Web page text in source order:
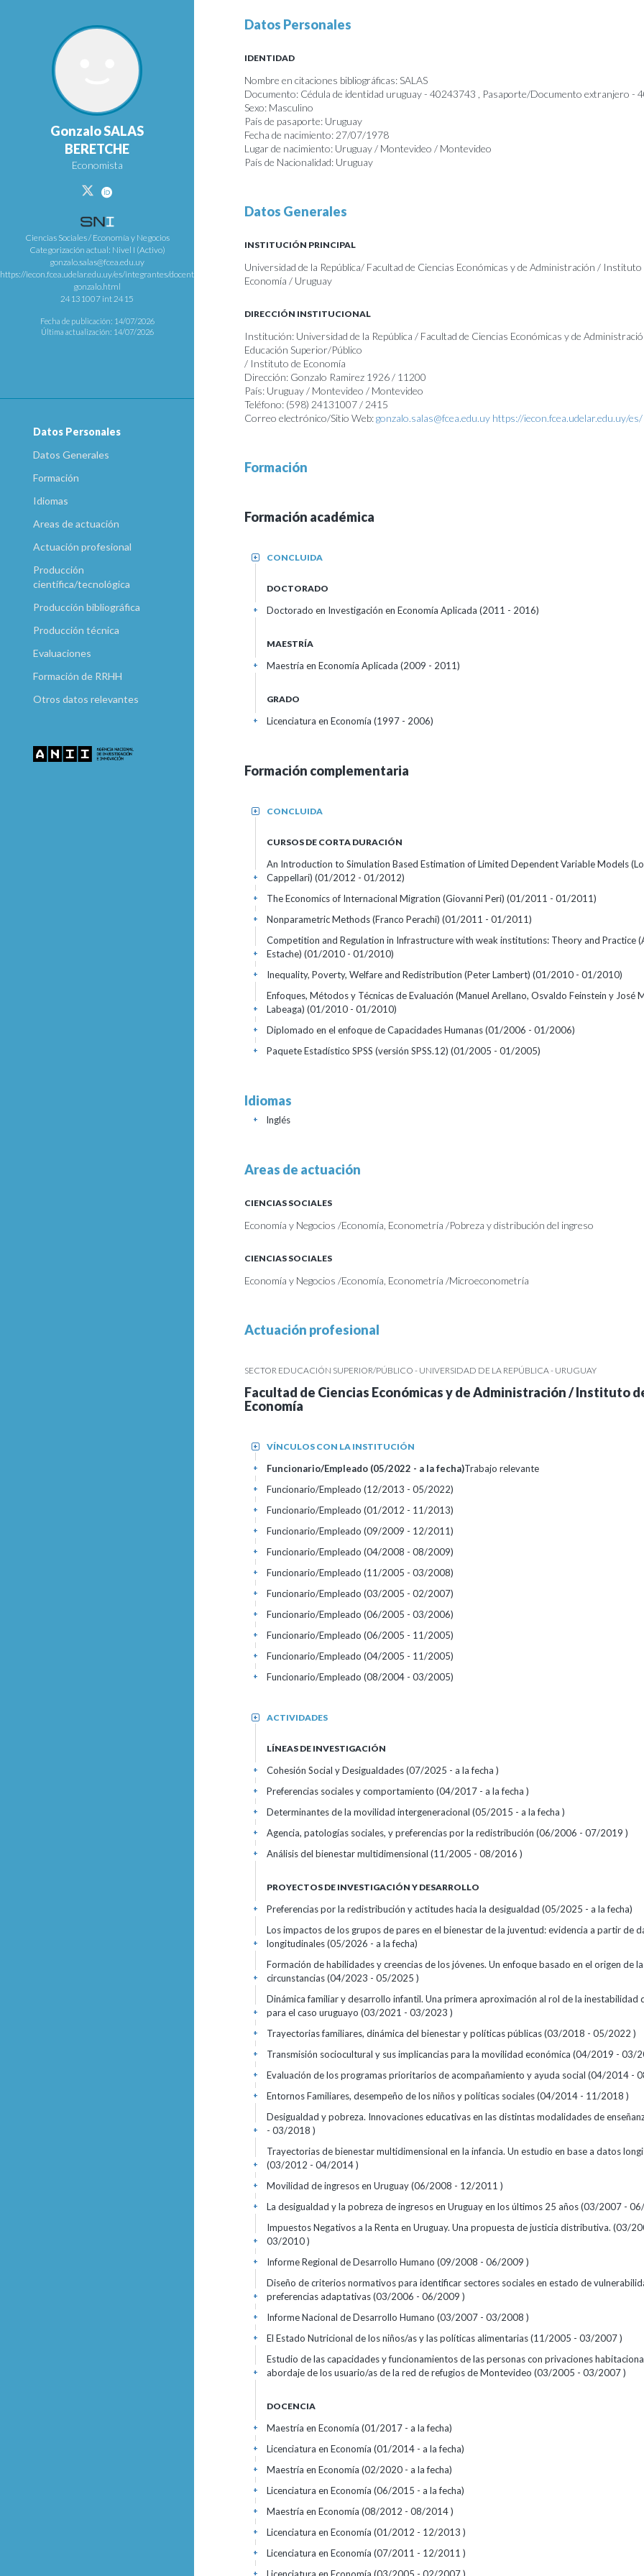
Gonzalo SALAS
BERETCHE
Economista
Ciencias Sociales / Economía y Negocios
Categorización actual: Nivel I (Activo)
gonzalo.salas@fcea.edu.uy
https://iecon.fcea.udelar.edu.uy/es/integrantes/docentes/item/salas-
gonzalo.html
24131007 int 2415
Fecha de publicación: 14/07/2026
Última actualización: 14/07/2026
Datos Personales
Datos Generales
Formación
Idiomas
Areas de actuación
Actuación profesional
Producción
científica/tecnológica
Producción bibliográfica
Producción técnica
Evaluaciones
Formación de RRHH
Otros datos relevantes
Datos Personales
IDENTIDAD
Nombre en citaciones bibliográficas: SALAS
Documento: Cédula de identidad uruguay - 40243743 , Pasaporte/Documento extranjero -
Sexo: Masculino
País de pasaporte: Uruguay
Fecha de nacimiento: 27/07/1978
Lugar de nacimiento: Uruguay / Montevideo / Montevideo
País de Nacionalidad: Uruguay
Datos Generales
INSTITUCIÓN PRINCIPAL
Universidad de la República/ Facultad de Ciencias Económicas y de Administración / Instituto
Economía / Uruguay
DIRECCIÓN INSTITUCIONAL
Institución: Universidad de la República / Facultad de Ciencias Económicas y de
Educación Superior/Público
/ Instituto de Economía
Dirección: Gonzalo Ramirez 1926 / 11200
País: Uruguay / Montevideo / Montevideo
Teléfono: (598) 24131007 / 2415
Correo electrónico/Sitio Web:gonzalo.salas@fcea.edu.uy https://iecon.fcea.udelar.edu.uy/es/
Formación
Formación académica
CONCLUIDA
+
DOCTORADO
Doctorado en Investigación en Economía Aplicada (2011 - 2016)
+
MAESTRÍA
Maestría en Economía Aplicada (2009 - 2011)
+
GRADO
Licenciatura en Economía (1997 - 2006)
+
Formación complementaria
CONCLUIDA
+
CURSOS DE CORTA DURACIÓN
An Introduction to Simulation Based Estimation of Limited Dependent Variable Models
Cappellari) (01/2012 - 01/2012)
+
The Economics of Internacional Migration (Giovanni Peri) (01/2011 - 01/2011)
+
Nonparametric Methods (Franco Perachi) (01/2011 - 01/2011)
+
Competition and Regulation in Infrastructure with weak institutions: Theory and Practice
Estache) (01/2010 - 01/2010)
+
Inequality, Poverty, Welfare and Redistribution (Peter Lambert) (01/2010 - 01/2010)
+
Enfoques, Métodos y Técnicas de Evaluación (Manuel Arellano, Osvaldo Feinstein y José
Labeaga) (01/2010 - 01/2010)
+
Diplomado en el enfoque de Capacidades Humanas(01/2006 - 01/2006)
+
Paquete Estadístico SPSS (versión SPSS.12) (01/2005 - 01/2005)
+
Idiomas
Inglés
+
Areas de actuación
CIENCIAS SOCIALES
Economía y Negocios /Economía, Econometría /Pobreza y distribución del ingreso
CIENCIAS SOCIALES
Economía y Negocios /Economía, Econometría /Microeconometría
Actuación profesional
SECTOR EDUCACIÓN SUPERIOR/PÚBLICO - UNIVERSIDAD DE LA REPÚBLICA - URUGUAY
Facultad de Ciencias Económicas y de Administración / Instituto
Economía
VÍNCULOS CON LA INSTITUCIÓN
+
Funcionario/Empleado (05/2022 - a la fecha)Trabajo relevante
+
Funcionario/Empleado (12/2013 - 05/2022)
+
Funcionario/Empleado (01/2012 - 11/2013)
+
Funcionario/Empleado (09/2009 - 12/2011)
+
Funcionario/Empleado (04/2008 - 08/2009)
+
Funcionario/Empleado (11/2005 - 03/2008)
+
Funcionario/Empleado (03/2005 - 02/2007)
+
Funcionario/Empleado (06/2005 - 03/2006)
+
Funcionario/Empleado (06/2005 - 11/2005)
+
Funcionario/Empleado (04/2005 - 11/2005)
+
Funcionario/Empleado (08/2004 - 03/2005)
+
ACTIVIDADES
+
LÍNEAS DE INVESTIGACIÓN
Cohesión Social y Desigualdades (07/2025 - a la fecha )
+
Preferencias sociales y comportamiento (04/2017 - a la fecha )
+
Determinantes de la movilidad intergeneracional (05/2015 - a la fecha )
+
Agencia, patologías sociales, y preferencias por la redistribución (06/2006 - 07/2019 )
+
Análisis del bienestar multidimensional (11/2005 - 08/2016 )
+
PROYECTOS DE INVESTIGACIÓN Y DESARROLLO
Preferencias por la redistribución y actitudes hacia la desigualdad (05/2025 - a la fecha)
+
Los impactos de los grupos de pares en el bienestar de la juventud: evidencia a partir de
longitudinales (05/2026 - a la fecha)
+
Formación de habilidades y creencias de los jóvenes. Un enfoque basado en el origen de
circunstancias (04/2023 - 05/2025 )
+
Dinámica familiar y desarrollo infantil. Una primera aproximación al rol de la inestabilidad
para el caso uruguayo (03/2021 - 03/2023 )
+
Trayectorias familiares, dinámica del bienestar y políticas públicas (03/2018 - 05/2022 )
+
Transmisión sociocultural y sus implicancias para la movilidad económica (04/2019 - 03/
+
Evaluación de los programas prioritarios de acompañamiento y ayuda social (04/2014 -
+
Entornos Familiares, desempeño de los niños y políticas sociales (04/2014 - 11/2018 )
+
Desigualdad y pobreza. Innovaciones educativas en las distintas modalidades de
- 03/2018 )
+
Trayectorias de bienestar multidimensional en la infancia. Un estudio en base a datos
(03/2012 - 04/2014 )
+
Movilidad de ingresos en Uruguay (06/2008 - 12/2011 )
+
La desigualdad y la pobreza de ingresos en Uruguay en los últimos 25 años (03/2007 -
+
Impuestos Negativos a la Renta en Uruguay. Una propuesta de justicia distributiva. (03/
03/2010 )
+
Informe Regional de Desarrollo Humano (09/2008 - 06/2009 )
+
Diseño de criterios normativos para identificar sectores sociales en estado de
preferencias adaptativas (03/2006 - 06/2009 )
+
Informe Nacional de Desarrollo Humano (03/2007 - 03/2008 )
+
El Estado Nutricional de los niños/as y las políticas alimentarias (11/2005 - 03/2007 )
+
Estudio de las capacidades y funcionamientos de las personas con privaciones
abordaje de los usuario/as de la red de refugios de Montevideo (03/2005 - 03/2007 )
+
DOCENCIA
Maestría en Economía (01/2017 - a la fecha)
+
Licenciatura en Economía (01/2014 - a la fecha)
+
Maestría en Economía (02/2020 - a la fecha)
+
Licenciatura en Economía (06/2015 - a la fecha)
+
Maestría en Economía (08/2012 - 08/2014 )
+
Licenciatura en Economía (01/2012 - 12/2013 )
+
Licenciatura en Economía (07/2011 - 12/2011 )
+
+